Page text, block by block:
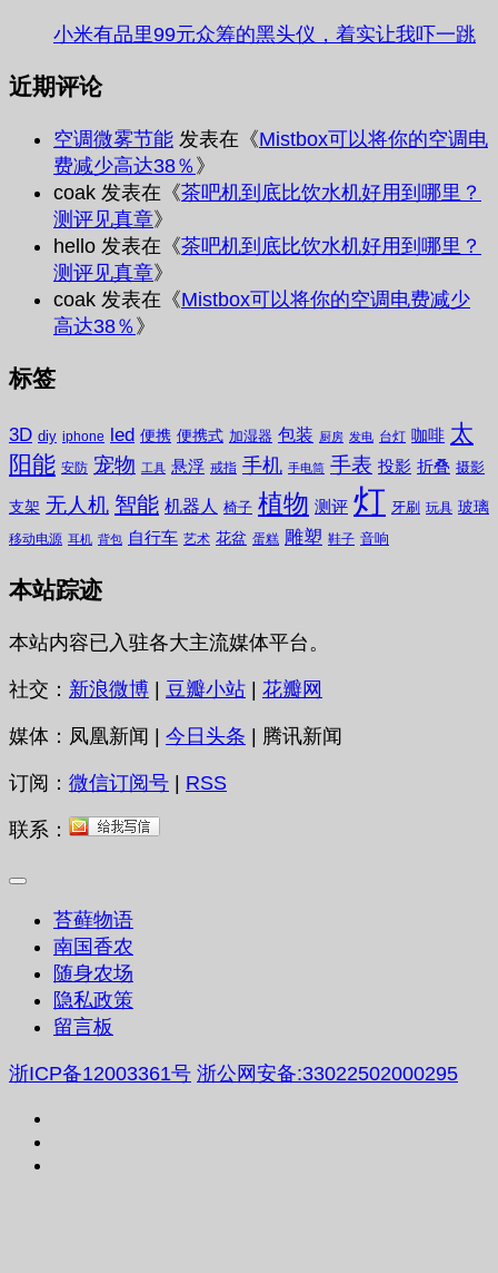
小米有品里99元众筹的黑头仪，着实让我吓一跳
近期评论
空调微雾节能 发表在《Mistbox可以将你的空调电
费减少高达38％ 》
coak 发表在《茶吧机到底比饮水机好用到哪里？
测评见真章》
hello 发表在《茶吧机到底比饮水机好用到哪里？
测评见真章》
coak 发表在《Mistbox可以将你的空调电费减少
高达38％ 》
标签
3D diy iphone led 便携 便携式 加湿器 包装 厨房 发电 台灯 咖啡 太
阳能 安防 宠物 工具 悬浮 戒指 手机 手电筒 手表 投影 折叠 摄影
支架 无人机 智能 机器人 椅子 植物 测评 灯 牙刷 玩具 玻璃
移动电源 耳机 背包 自行车 艺术 花盆 蛋糕 雕塑 鞋子 音响
本站踪迹
本站内容已入驻各大主流媒体平台。
社交： 新浪微博 | 豆瓣小站 | 花瓣网
媒体：凤凰新闻 | 今日头条 | 腾讯新闻
订阅： 微信订阅号 | RSS
联系：
苔藓物语
南国香农
随身农场
隐私政策
留言板
浙ICP备12003361号 浙公网安备:33022502000295